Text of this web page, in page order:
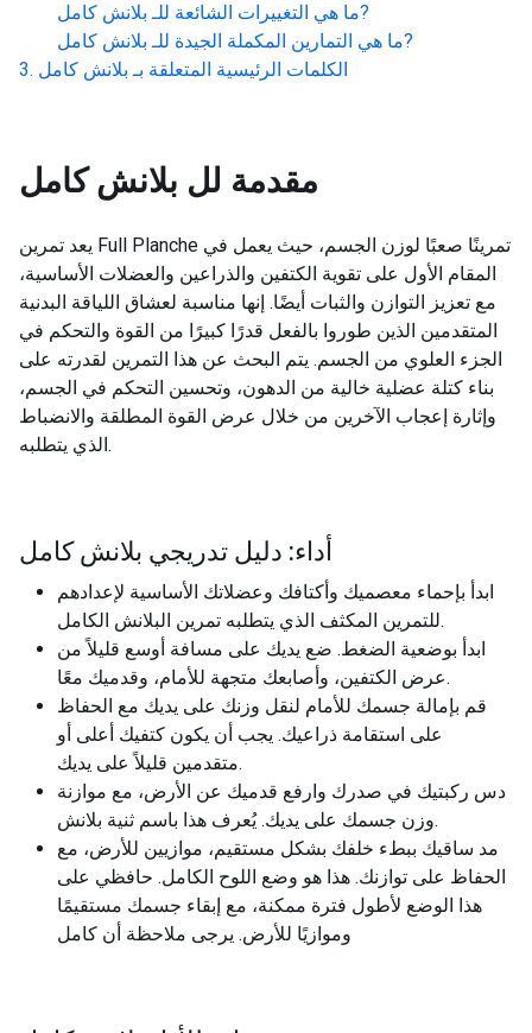
ما هي التغييرات الشائعة للـ بلانش كامل
?
ما هي التمارين المكملة الجيدة للـ بلانش كامل
?
الكلمات الرئيسية المتعلقة بـ بلانش كامل
مقدمة لل بلانش كامل
يعد تمرين Full Planche تمرينًا صعبًا لوزن الجسم، حيث يعمل في
المقام الأول على تقوية الكتفين والذراعين والعضلات الأساسية،
مع تعزيز التوازن والثبات أيضًا. إنها مناسبة لعشاق اللياقة البدنية
المتقدمين الذين طوروا بالفعل قدرًا كبيرًا من القوة والتحكم في
الجزء العلوي من الجسم. يتم البحث عن هذا التمرين لقدرته على
بناء كتلة عضلية خالية من الدهون، وتحسين التحكم في الجسم،
وإثارة إعجاب الآخرين من خلال عرض القوة المطلقة والانضباط
الذي يتطلبه.
أداء: دليل تدريجي بلانش كامل
ابدأ بإحماء معصميك وأكتافك وعضلاتك الأساسية لإعدادهم
للتمرين المكثف الذي يتطلبه تمرين البلانش الكامل.
ابدأ بوضعية الضغط. ضع يديك على مسافة أوسع قليلاً من
عرض الكتفين، وأصابعك متجهة للأمام، وقدميك معًا.
قم بإمالة جسمك للأمام لنقل وزنك على يديك مع الحفاظ
على استقامة ذراعيك. يجب أن يكون كتفيك أعلى أو
متقدمين قليلاً على يديك.
دس ركبتيك في صدرك وارفع قدميك عن الأرض، مع موازنة
وزن جسمك على يديك. يُعرف هذا باسم ثنية بلانش.
مد ساقيك ببطء خلفك بشكل مستقيم، موازيين للأرض، مع
الحفاظ على توازنك. هذا هو وضع اللوح الكامل. حافظي على
هذا الوضع لأطول فترة ممكنة، مع إبقاء جسمك مستقيمًا
وموازيًا للأرض. يرجى ملاحظة أن كامل